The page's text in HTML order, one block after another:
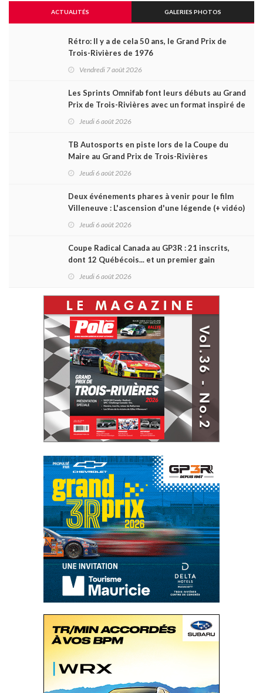
ACTUALITÉS GALERIES PHOTOS
Rétro: Il y a de cela 50 ans, le Grand Prix de
Trois-Rivières de 1976
Vendredi 7 août 2026
Les Sprints Omnifab font leurs débuts au Grand
Prix de Trois-Rivières avec un format inspiré de
Jeudi 6 août 2026
TB Autosports en piste lors de la Coupe du
Maire au Grand Prix de Trois-Rivières
Jeudi 6 août 2026
Deux événements phares à venir pour le film
Villeneuve : L'ascension d'une légende (+ vidéo)
Jeudi 6 août 2026
Coupe Radical Canada au GP3R : 21 inscrits,
dont 12 Québécois... et un premier gain
Jeudi 6 août 2026